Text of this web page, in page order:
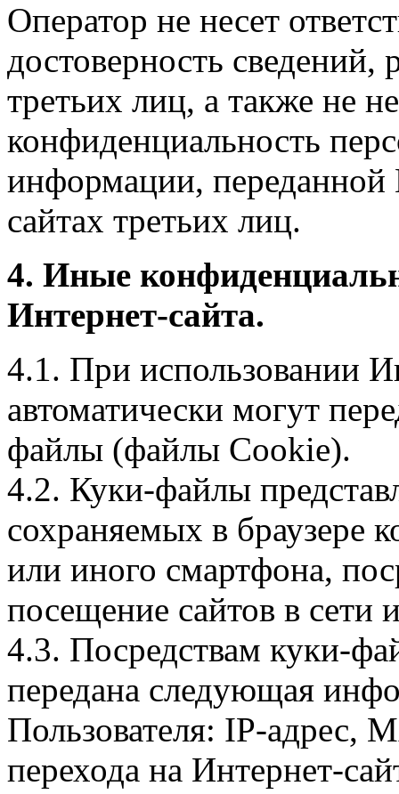
Оператор не несет
достоверность
третьих лиц, а также не
конфиденциальность
информации, переданной
сайтах третьих лиц.
4. Иные
Интернет-сайта.
4.1. При использовании
автоматически могут
файлы (файлы Cookie).
4.2. Куки-файлы
сохраняемых в браузере
или иного смартфона,
посещение сайтов в сети
4.3. Посредствам куки-
передана следующая
Пользователя: IP-адрес,
перехода на Интернет-